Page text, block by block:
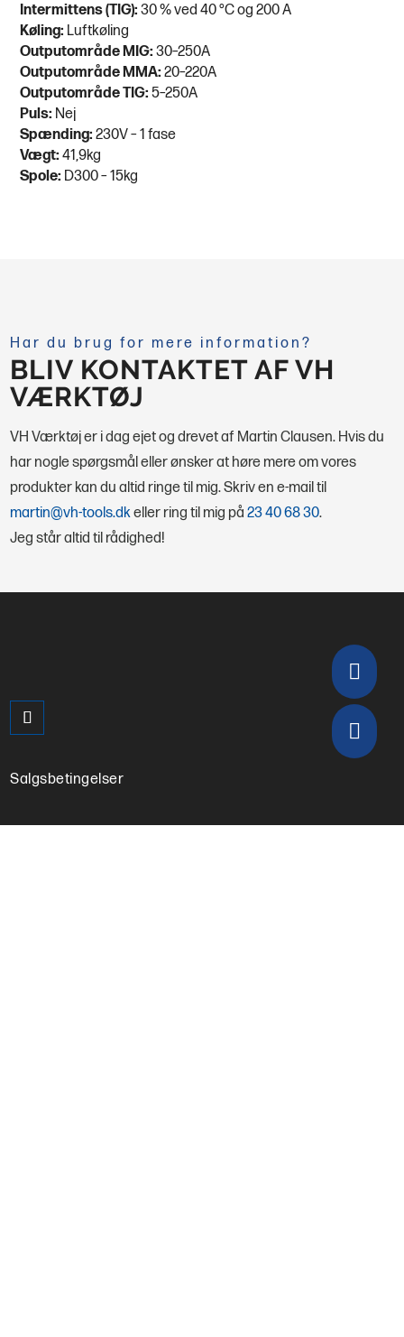
Intermittens (TIG): 30 % ved 40 °C og 200 A
Køling: Luftkøling
Outputområde MIG: 30–250A
Outputområde MMA: 20–220A
Outputområde TIG: 5–250A
Puls: Nej
Spænding: 230V – 1 fase
Vægt:41,9kg
Spole: D300 – 15kg
Har du brug for mere information?
BLIV KONTAKTET AF VH
VÆRKTØJ
VH Værktøj er i dag ejet og drevet af Martin Clausen. Hvis du
har nogle spørgsmål eller ønsker at høre mere om vores
produkter kan du altid ringe til mig.Skriv en e-mail til
martin@vh-tools.dkeller ring til mig på23 40 68 30.
Jeg står altid til rådighed!
Salgsbetingelser

